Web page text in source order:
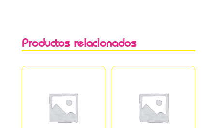
Productos relacionados